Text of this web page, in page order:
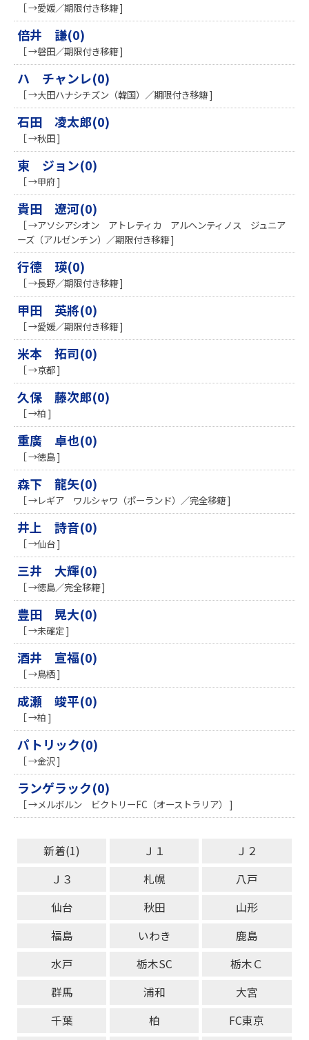
［ →愛媛／期限付き移籍 ]
倍井 謙(0)
［ →磐田／期限付き移籍 ]
ハ チャンレ(0)
［ →大田ハナシチズン（韓国）／期限付き移籍 ]
石田 凌太郎(0)
［ →秋田 ]
東 ジョン(0)
［ →甲府 ]
貴田 遼河(0)
［ →アソシアシオン アトレティカ アルヘンティノス ジュニア
ーズ（アルゼンチン）／期限付き移籍 ]
行德 瑛(0)
［ →長野／期限付き移籍 ]
甲田 英將(0)
［ →愛媛／期限付き移籍 ]
米本 拓司(0)
［ →京都 ]
久保 藤次郎(0)
［ →柏 ]
重廣 卓也(0)
［ →徳島 ]
森下 龍矢(0)
［ →レギア ワルシャワ（ポーランド）／完全移籍 ]
井上 詩音(0)
［ →仙台 ]
三井 大輝(0)
［ →徳島／完全移籍 ]
豊田 晃大(0)
［ →未確定 ]
酒井 宣福(0)
［ →鳥栖 ]
成瀬 竣平(0)
［ →柏 ]
パトリック(0)
［ →金沢 ]
ランゲラック(0)
［ →メルボルン ビクトリーFC（オーストラリア） ]
新着(1) Ｊ１
Ｊ２
Ｊ３
札幌
八戸
仙台
秋田
山形
福島
いわき
鹿島
水戸
栃木SC
栃木Ｃ
群馬
浦和
大宮
千葉
柏
FC東京